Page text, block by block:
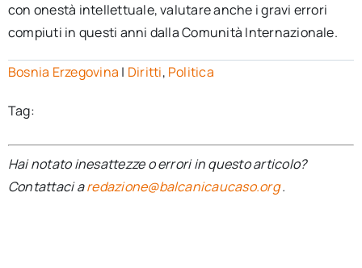
con onestà intellettuale, valutare anche i gravi errori
compiuti in questi anni dalla Comunità Internazionale.
Bosnia Erzegovina | Diritti, Politica
Tag:
Hai notato inesattezze o errori in questo articolo?
Contattaci aredazione@balcanicaucaso.org.